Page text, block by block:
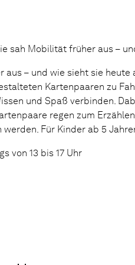
sah Mobilität früher aus –
aus – und wie sieht sie
Kartenpaaren zu
und Spaß verbinden.
regen zum
werden. Für Kinder ab 5
von 13 bis 17 Uhr